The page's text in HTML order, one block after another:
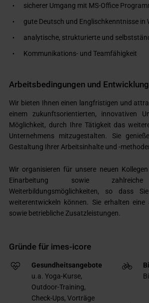
sicherer Umgang mit MS-Office
gute Deutsch und Englischkenntnisse in
analytische, strukturierte und
Kommunikations- und Teamfähigkeit
Arbeitsbedingungen und
Wir bieten Ihnen einen langfristigen und
einem zukunftsorientierten, innovativen
Möglichkeit, durch Ihre Tätigkeit das
Unternehmens mitzugestalten. Sie
Gestaltung Ihrer Arbeitsinhalte und -
Wir organisieren für unsere neuen
Einarbeitung sowie
Weiterbildungsmöglichkeiten, so dass
weiterentwickeln können. Sie erhalten eine
sowie betriebliche Zusatzleistungen.
Gründe für imes-icore
Gesundheitsangebote
u.a. Yoga-Kurse,
Outdoor-Training,
Check-Ups, Vorträge